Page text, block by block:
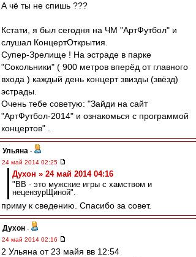
А чё ты не спишь ???
Кстати, я был сегодня на ЧМ "АртФутбол" и
слушал КонцертОткрытия.
Супер-Зрелище ! На эстраде в парке
"Сокольники" ( 900 метров вперёд от главного
входа ) каждый день концерт звизды (звёзд)
эстрады.
Очень тебе советую: "Зайди на сайт
"АртФутбол-2014" и ознакомься с программой
концертов" .
Ульяна -
24 май 2014 02:25
Духон » 24 май 2014 04:16
"ВВ - это мужские игры с хамством и
нецензурЩиной".
приму к сведению. Спасибо за совет.
Духон -
24 май 2014 02:16
2 Ульяна от 23 майя вв 12:54